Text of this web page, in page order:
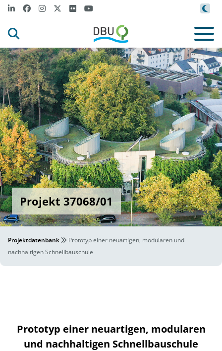
Projekt 37068/01
Projektdatenbank
Prototyp einer neuartigen, modularen und
nachhaltigen Schnellbauschule
Prototyp einer neuartigen, modularen
und nachhaltigen Schnellbauschule